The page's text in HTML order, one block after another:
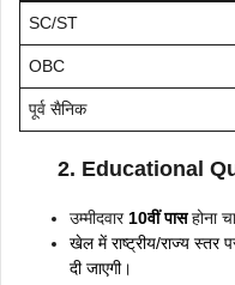
SC/ST
OBC
पूर्व सैनिक
2. Educational
उम्मीदवार10वीं पास होना
खेल में राष्ट्रीय/राज्य स्तर
दी जाएगी।